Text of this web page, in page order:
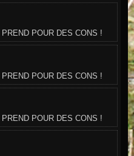
POUR DES CONS !
POUR DES CONS !
POUR DES CONS !